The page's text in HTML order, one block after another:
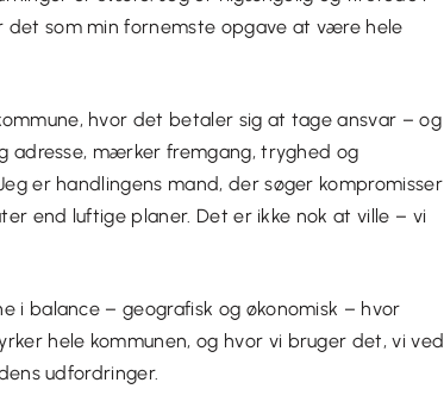
det som min fornemste opgave at være hele
hvor det betaler sig at tage ansvar – og
adresse, mærker fremgang, tryghed og
er handlingens mand, der søger kompromisser
end luftige planer. Det er ikke nok at ville – vi
i balance – geografisk og økonomisk – hvor
hele kommunen, og hvor vi bruger det, vi ved
udfordringer.